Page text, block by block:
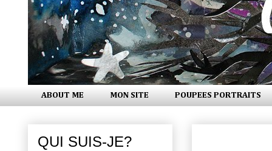
ABOUT ME MON SITE POUPEES PORTRAITS
QUI SUIS-JE?